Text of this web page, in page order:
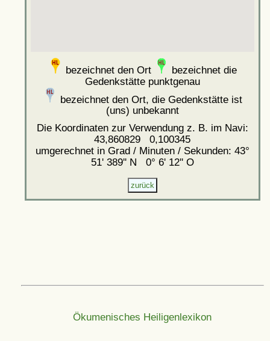
bezeichnet den Ort
bezeichnet die
Gedenkstätte punktgenau
bezeichnet den Ort, die Gedenkstätte ist
(uns) unbekannt
Die Koordinaten zur Verwendung z. B. im Navi:
43,860829 0,100345
umgerechnet in Grad / Minuten / Sekunden: 43°
51' 389'' N 0° 6' 12'' O
Ökumenisches Heiligenlexikon